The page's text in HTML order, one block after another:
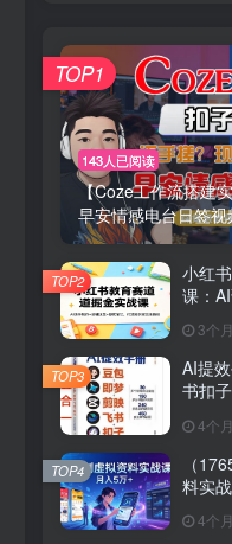
143人已阅读
【Coze工作流搭建
早安情感电台日签
TOP1
小红
课：
+爆
路径
3个
TOP2
AI提
书扣
用4个
TOP3
（
料实
轻松
4个
TOP4